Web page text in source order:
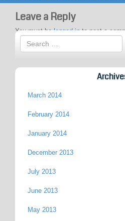
navigation
Leave a Reply
You must belogged into post a
March 2014
February 2014
January 2014
December 2013
July 2013
June 2013
May 2013